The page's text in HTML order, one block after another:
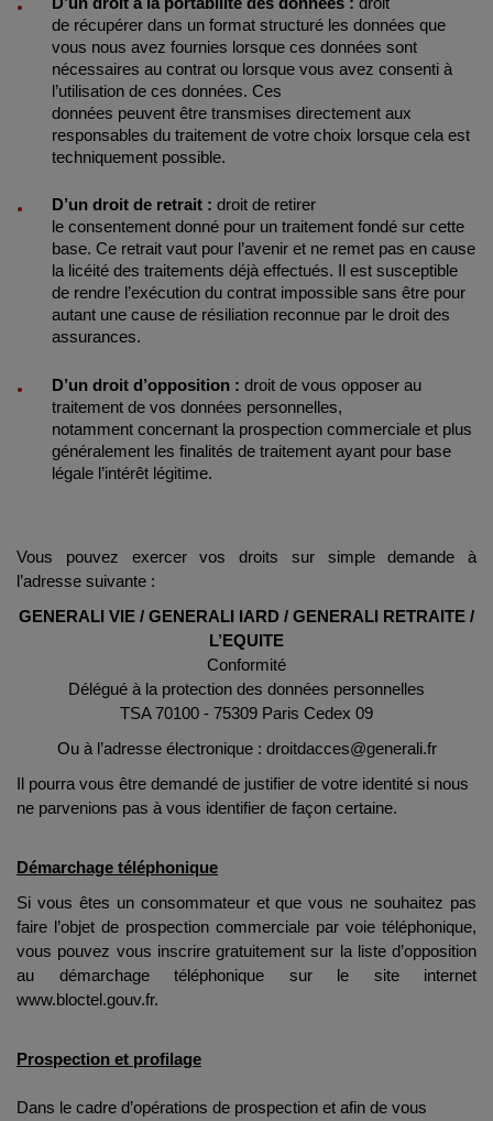
D’un droit à la portabilité des données : droit
de récupérer dans un format structuré les données que
vous nous avez fournies lorsque ces données sont
nécessaires au contrat ou lorsque vous avez consenti à
l’utilisation de ces données. Ces
données peuvent être transmises directement aux
responsables du traitement de votre choix lorsque cela est
techniquement possible.
D’un droit de retrait : droit de retirer
le consentement donné pour un traitement fondé sur cette
base. Ce retrait vaut pour l’avenir et ne remet pas en cause
la licéité des traitements déjà effectués. Il est susceptible
de rendre l’exécution du contrat impossible sans être pour
autant une cause de résiliation reconnue par le droit des
assurances.
D’un droit d’opposition : droit de vous opposer au
traitement de vos données personnelles,
notamment concernant la prospection commerciale et plus
généralement les finalités de traitement ayant pour base
légale l’intérêt légitime.
Vous pouvez exercer vos droits sur simple demande à
l’adresse suivante :
GENERALI VIE / GENERALI IARD / GENERALI RETRAITE /
L’EQUITE
Conformité
Délégué à la protection des données personnelles
TSA 70100 - 75309 Paris Cedex 09
Ou à l’adresse électronique : droitdacces@generali.fr
Il pourra vous être demandé de justifier de votre identité si nous
ne parvenions pas à vous identifier de façon certaine.
Démarchage téléphonique
Si vous êtes un consommateur et que vous ne souhaitez pas
faire l’objet de prospection commerciale par voie téléphonique,
vous pouvez vous inscrire gratuitement sur la liste d’opposition
au démarchage téléphonique sur le site internet
www.bloctel.gouv.fr.
Prospection et profilage
Dans le cadre d’opérations de prospection et afin de vous